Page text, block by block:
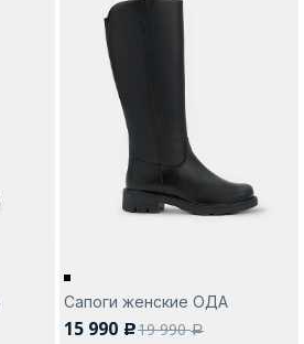
Сапоги женские ОДА
15 990 c19 990a